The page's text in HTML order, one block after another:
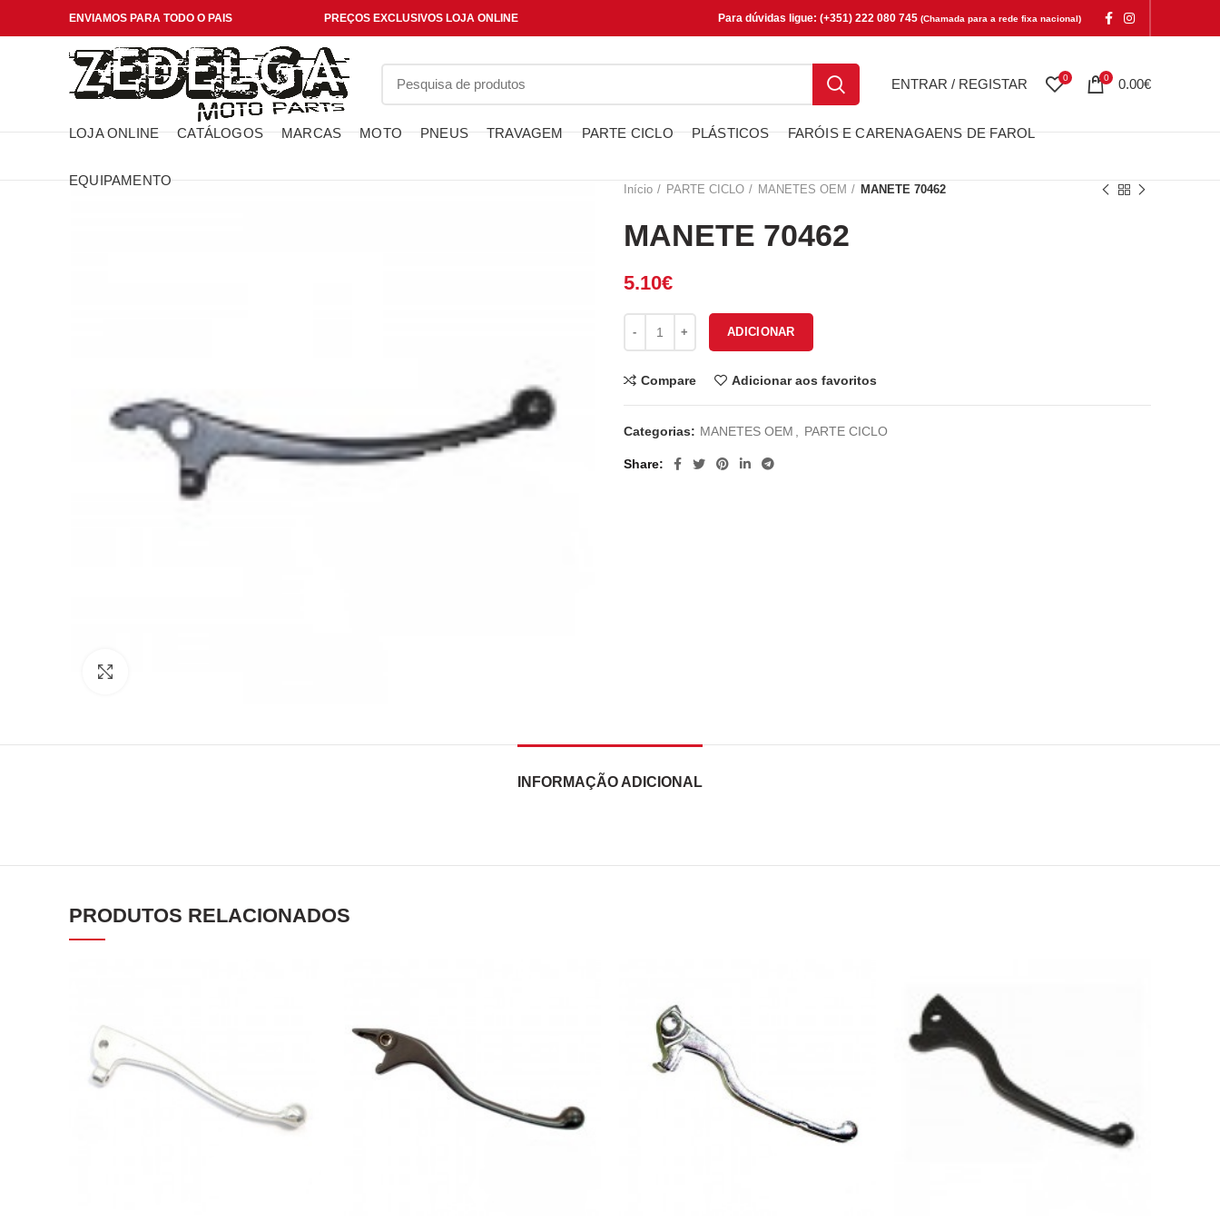
ENVIAMOS PARA TODO O PAIS PREÇOS EXCLUSIVOS LOJA ONLINE Para dúvidas ligue: (+351) 222 080 745 (Chamada para a rede fixa nacional)
ENTRAR / REGISTAR 0 0 0.00€
LOJA ONLINE CATÁLOGOS MARCAS MOTO PNEUS TRAVAGEM PARTE CICLO PLÁSTICOS FARÓIS E CARENAGAENS DE FAROL
EQUIPAMENTO
Início PARTE CICLO MANETES OEM MANETE 70462
MANETE 70462
5.10€
ADICIONAR
Compare Adicionar aos favoritos
Categorias: MANETES OEM PARTE CICLO
Share
INFORMAÇÃO ADICIONAL
PRODUTOS RELACIONADOS